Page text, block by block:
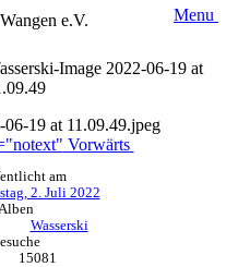
e.V. Menu
Image 2022-06-19 at
Vorwärts
am
2. Juli 2022
Alben
Wasserski
15081